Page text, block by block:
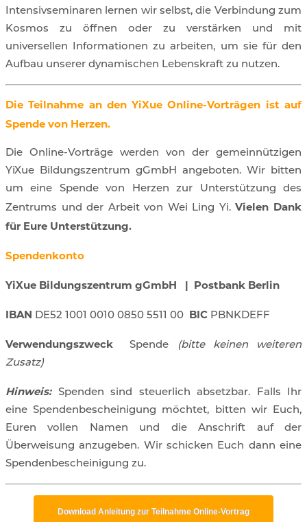
Intensivseminaren lernen wir selbst, die Verbindung zum
Kosmos zu öffnen oder zu verstärken und mit
universellen Informationen zu arbeiten, um sie für den
Aufbau unserer dynamischen Lebenskraft zu nutzen.
Die Teilnahme an den YiXue Online-Vorträgen ist auf
Spende von Herzen.
Die Online-Vorträge werden von der gemeinnützigen
YiXue Bildungszentrum gGmbH angeboten. Wir bitten
um eine Spende von Herzen zur Unterstützung des
Zentrums und der Arbeit von Wei Ling Yi. Vielen Dank
für Eure Unterstützung.
Spendenkonto
YiXue Bildungszentrum gGmbH | Postbank Berlin
IBAN DE52 1001 0010 0850 5511 00 BIC PBNKDEFF
Verwendungszweck Spende (bitte keinen weiteren
Zusatz)
Hinweis:
Spenden sind steuerlich absetzbar. Falls Ihr
eine Spendenbescheinigung möchtet, bitten wir Euch,
Euren vollen Namen und die Anschrift auf der
Überweisung anzugeben. Wir schicken Euch dann eine
Spendenbescheinigung zu.
Download Anleitung zur Teilnahme Online-Vortrag